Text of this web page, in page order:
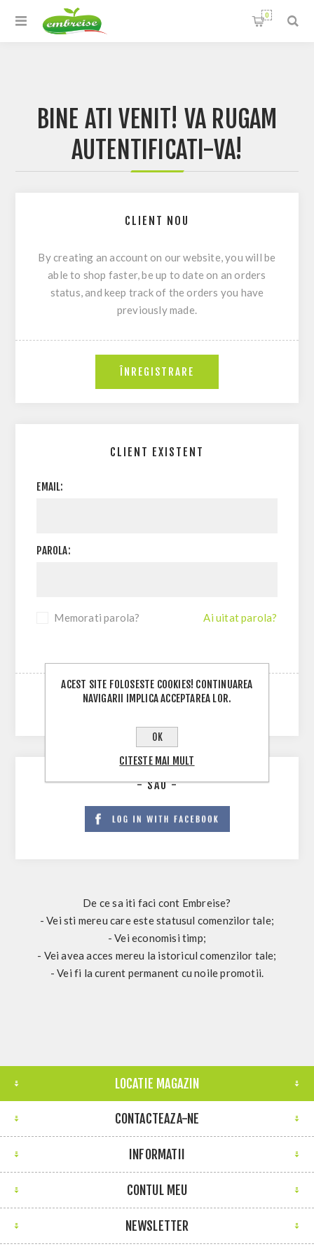
0
BINE ATI VENIT! VA RUGAM
AUTENTIFICATI-VA!
CLIENT NOU
By creating an account on our website, you will be
able to shop faster, be up to date on an orders
status, and keep track of the orders you have
previously made.
CLIENT EXISTENT
EMAIL:
PAROLA:
Memorati parola? Ai uitat parola?
- SAU -
De ce sa iti faci cont Embreise?
- Vei sti mereu care este statusul comenzilor tale;
- Vei economisi timp;
- Vei avea acces mereu la istoricul comenzilor tale;
- Vei fi la curent permanent cu noile promotii.
LOCATIE MAGAZIN
CONTACTEAZA-NE
INFORMATII
CONTUL MEU
NEWSLETTER
ACEST SITE FOLOSESTE COOKIES! CONTINUAREA
NAVIGARII IMPLICA ACCEPTAREA LOR.
OK
CITESTE MAI MULT